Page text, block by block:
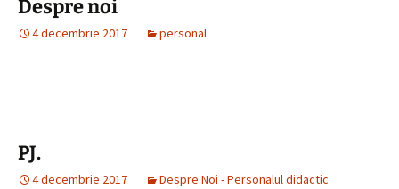
Despre noi
4 decembrie 2017 personal
PJ.
4 decembrie 2017 Despre Noi - Personalul didactic